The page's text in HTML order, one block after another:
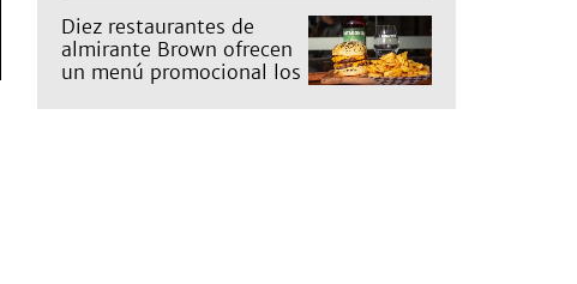
familia
Diez restaurantes de
almirante Brown ofrecen
un menú promocional los